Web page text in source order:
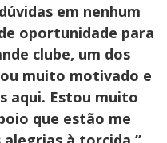
em nenhum
oportunidade para
clube, um dos
muito motivado e
aqui. Estou muito
que estão me